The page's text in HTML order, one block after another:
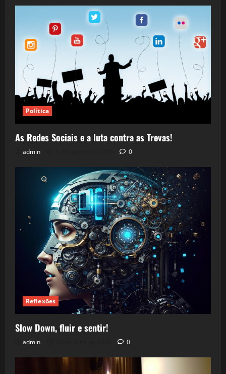
Política
As Redes Sociais e a luta contra as Trevas!
admin 0
Reflexões
Slow Down, fluir e sentir!
admin 0